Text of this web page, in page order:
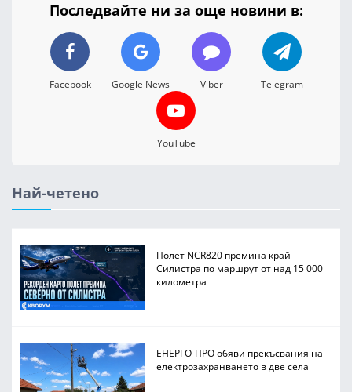
Последвайте ни за още новини в:
Facebook Google News Viber Telegram
YouTube
Най-четено
Полет NCR820 премина край
Силистра по маршрут от над 15 000
километра
ЕНЕРГО-ПРО обяви прекъсвания на
електрозахранването в две села